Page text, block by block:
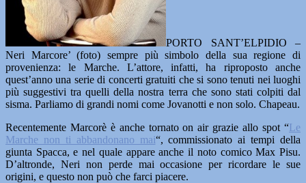
PORTO SANT’ELPIDIO –
Neri Marcore’ (foto) sempre più simbolo della sua regione di
provenienza: le Marche. L’attore, infatti, ha riproposto anche
quest’anno una serie di concerti gratuiti che si sono tenuti nei luoghi
più suggestivi tra quelli della nostra terra che sono stati colpiti dal
sisma. Parliamo di grandi nomi come Jovanotti e non solo. Chapeau.
Recentemente Marcorè è anche tornato on air grazie allo spot “Le
Marche non ti abbandonano mai“, commissionato ai tempi della
giunta Spacca, e nel quale appare anche il noto comico Max Pisu.
D’altronde, Neri non perde mai occasione per ricordare le sue
origini, e questo non può che farci piacere.